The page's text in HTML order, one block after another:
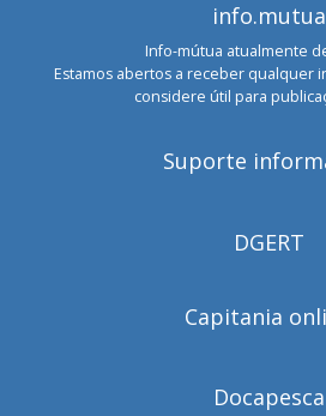
info.mutua
Info-mútua atualmente
Estamos abertos a receber qualquer
considere útil para
Suporte
DGERT
Capitania
Docapesca